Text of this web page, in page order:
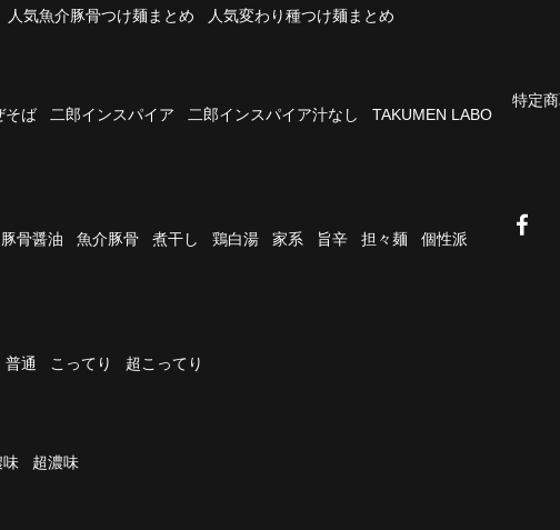
人気魚介豚骨つけ麺まとめ 人気変わり種つけ麺まとめ
そば 二郎インスパイア 二郎インスパイア汁なし
TAKUMEN LABO
豚骨醤油 魚介豚骨 煮干し 鶏白湯 家系 旨辛 担々麺
個性派
普通 こってり 超こってり
味 超濃味
特定